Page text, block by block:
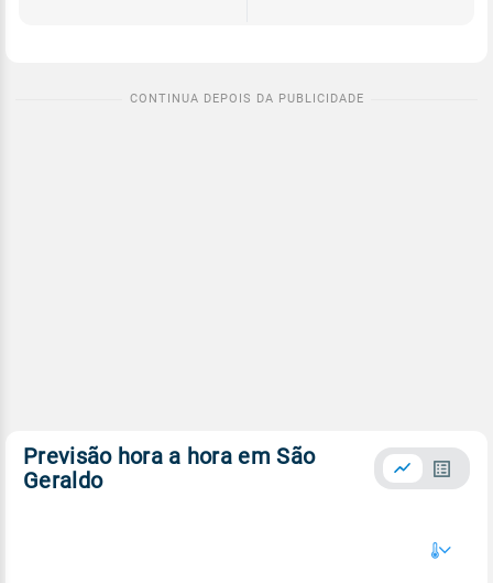
Previsão hora a hora em São
Geraldo